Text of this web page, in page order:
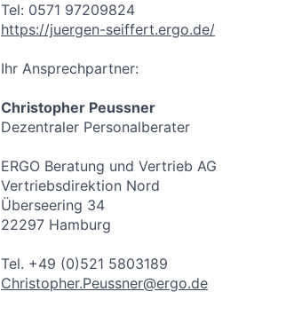
Tel: 0571 97209824
https://juergen-seiffert.ergo.de/
Ihr Ansprechpartner:
Christopher Peussner
Dezentraler Personalberater
ERGO Beratung und Vertrieb AG
Vertriebsdirektion Nord
Überseering 34
22297 Hamburg
Tel. +49 (0)521 5803189
Christopher.Peussner@ergo.de